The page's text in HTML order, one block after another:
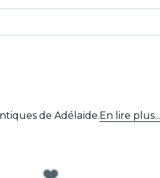
de Adélaïde.En lire plus...